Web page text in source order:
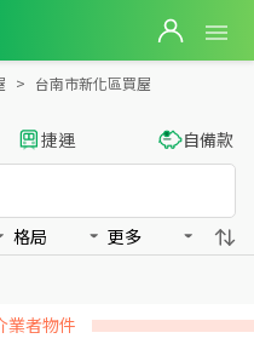
房房屋物件出售、房價分析
台南市新化區買屋
捷運 自備款
格局 更多
業者物件
房價分析 - 信義房屋